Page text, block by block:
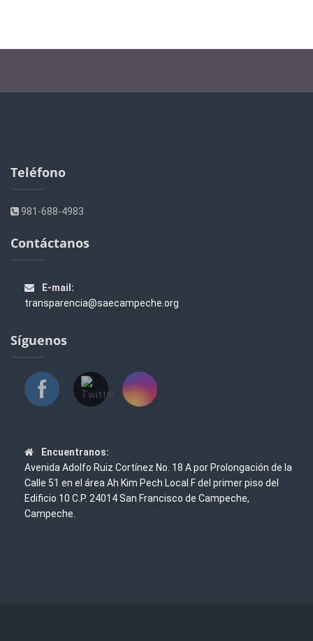
Teléfono
981-688-4983
Contáctanos
E-mail:
transparencia@saecampeche.org
Síguenos
Encuentranos:
Avenida Adolfo Ruiz Cortínez No. 18 A por Prolongación de la
Calle 51 en el área Ah Kim Pech Local F del primer piso del
Edificio 10 C.P. 24014 San Francisco de Campeche,
Campeche.